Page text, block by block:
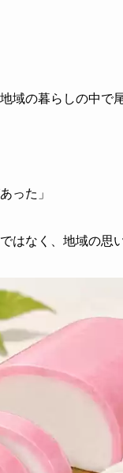
域の暮らしの中で
った」
はなく、地域の思